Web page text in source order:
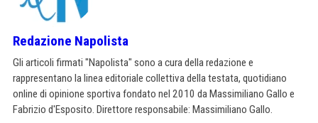
Redazione Napolista
Gli articoli firmati "Napolista" sono a cura della redazione e
rappresentano la linea editoriale collettiva della testata, quotidiano
online di opinione sportiva fondato nel 2010 da Massimiliano Gallo e
Fabrizio d'Esposito. Direttore responsabile: Massimiliano Gallo.